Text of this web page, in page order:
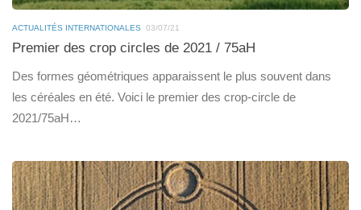
ACTUALITÉS INTERNATIONALES 03/07/21
Premier des crop circles de 2021 / 75aH
Des formes géométriques apparaissent le plus souvent dans
les céréales en été. Voici le premier des crop-circle de
2021/75aH…